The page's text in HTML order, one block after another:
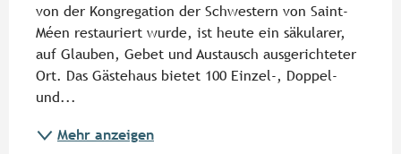
von der Kongregation der Schwestern von Saint-
Méen restauriert wurde, ist heute ein säkularer,
auf Glauben, Gebet und Austausch ausgerichteter
Ort. Das Gästehaus bietet 100 Einzel-, Doppel-
und...
Mehr anzeigen